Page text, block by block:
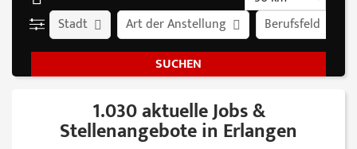
Stadt Art der Anstellung Berufsfeld
1.030 aktuelle Jobs &
Stellenangebote in Erlangen